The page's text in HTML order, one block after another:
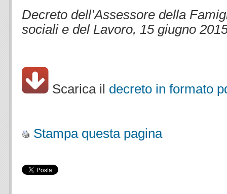
Decreto dell’Assessore della
sociali e del Lavoro, 15 giugno
Scarica il decreto in formato
Stampa questa pagina